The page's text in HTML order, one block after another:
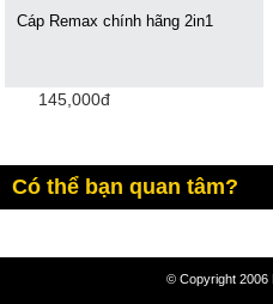
Cáp Remax chính hãng 2in1
145,000đ
Có thể bạn quan tâm?
© Copyright 2006